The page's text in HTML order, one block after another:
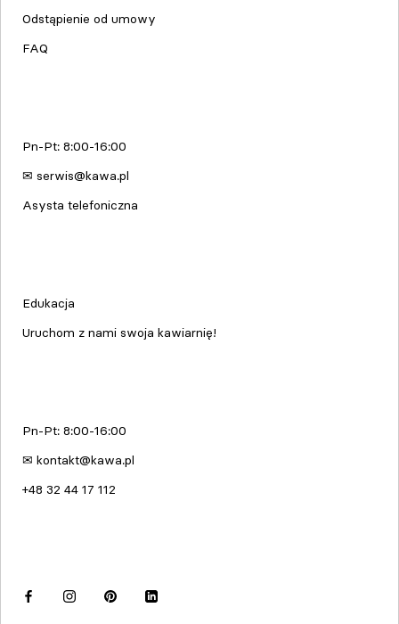
Odstąpienie od umowy
FAQ
Pn-Pt: 8:00-16:00
✉ serwis@kawa.pl
Asysta telefoniczna
Edukacja
Uruchom z nami swoja kawiarnię!
Pn-Pt: 8:00-16:00
✉ kontakt@kawa.pl
+48 32 44 17 112